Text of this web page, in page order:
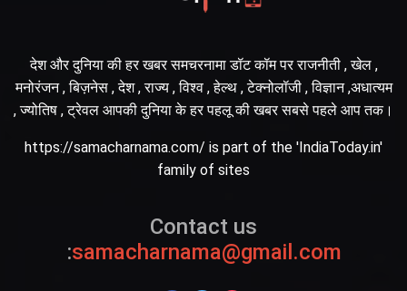
देश और दुनिया की हर खबर समचरनामा डॉट कॉम पर राजनीती , खेल ,
मनोरंजन , बिज़नेस , देश , राज्य , विश्व , हेल्थ , टेक्नोलॉजी , विज्ञान ,अधात्यम
, ज्योतिष , ट्रेवल आपकी दुनिया के हर पहलू की खबर सबसे पहले आप तक।
https://samacharnama.com/ is part of the 'IndiaToday.in'
family of sites
Contact us
:samacharnama@gmail.com